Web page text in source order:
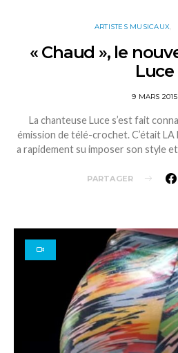
ARTISTES MUSICAUX
« Chaud », le
Luce
9 MARS 2015
La chanteuse Luce s’est fait
émission de télé-crochet. C’était LA
a rapidement su imposer son style
PARTAGER